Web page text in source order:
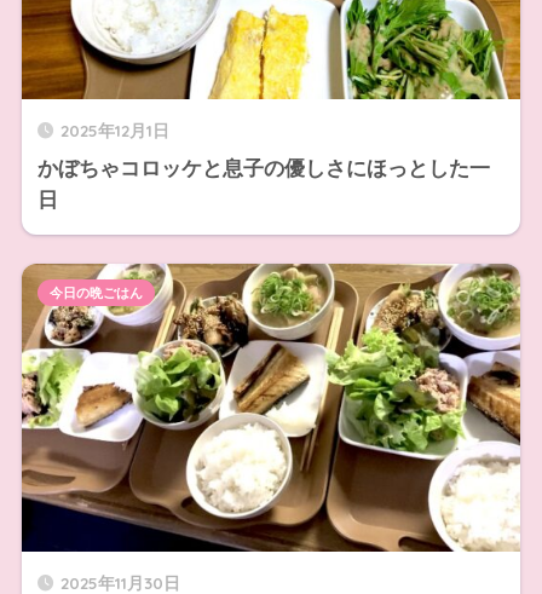
2025年12月1日
かぼちゃコロッケと息子の優しさにほっとした一
日
2025年11月30日
今日の晩ごはん